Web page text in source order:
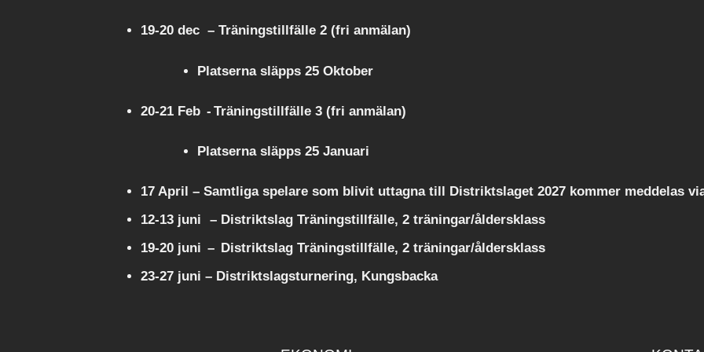
19-20 dec – Träningstillfälle 2 (fri anmälan)
Platserna släpps 25 Oktober
20-21 Feb - Träningstillfälle 3 (fri anmälan)
Platserna släpps 25 Januari
17 April – Samtliga spelare som blivit uttagna till Distriktslaget 2027 kommer meddelas
12-13 juni – Distriktslag Träningstillfälle, 2 träningar/åldersklass
19-20 juni – Distriktslag Träningstillfälle, 2 träningar/åldersklass
23-27 juni – Distriktslagsturnering, Kungsbacka